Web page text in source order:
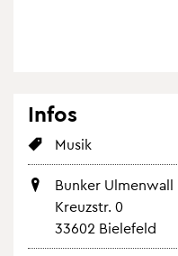
Infos
Musik
Bun­ker Ul­men­wall
Kreuz­str. 0
33602 Bie­le­feld